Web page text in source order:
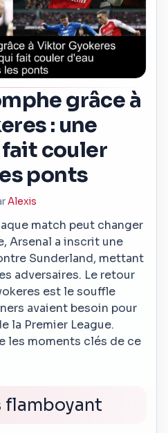
grâce à
: une
couler
ponts
Alexis
match peut changer
Arsenal a inscrit une
Sunderland, mettant
adversaires. Le retour
est le souffle
avaient besoin pour
la Premier League.
les moments clés de ce
flamboyant